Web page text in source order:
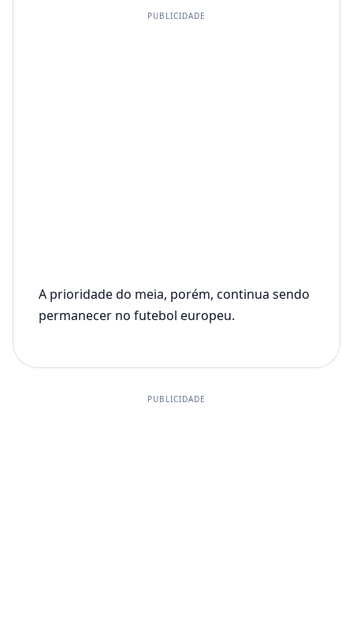
PUBLICIDADE
A prioridade do meia, porém, continua sendo
permanecer no futebol europeu.
PUBLICIDADE